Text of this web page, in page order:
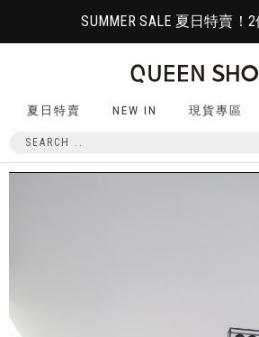
SUMMER SALE 夏日特賣！
夏日特賣 NEW IN 現貨專區